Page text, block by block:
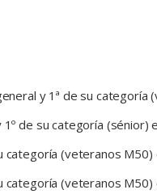
y 1ª de su categoría
de su categoría (sénior)
(veteranos
(veteranos